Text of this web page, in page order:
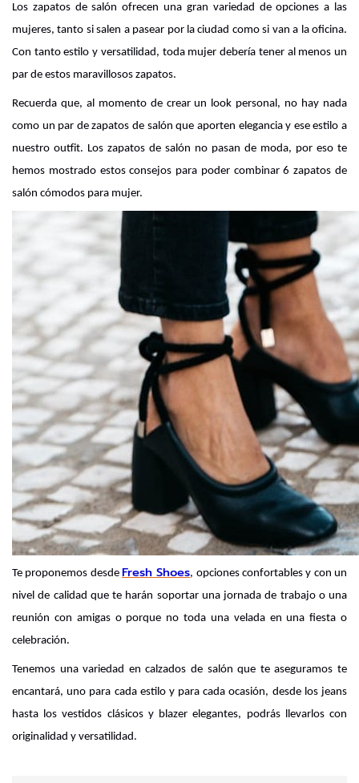
Los zapatos de salón ofrecen una gran variedad de opciones a las
mujeres, tanto si salen a pasear por la ciudad como si van a la oficina.
Con tanto estilo y versatilidad, toda mujer debería tener al menos un
par de estos maravillosos zapatos.
Recuerda que, al momento de crear un look personal, no hay nada
como un par de zapatos de salón que aporten elegancia y ese estilo a
nuestro outfit. Los zapatos de salón no pasan de moda, por eso te
hemos mostrado estos consejos para poder combinar 6 zapatos de
salón cómodos para mujer.
Te proponemos desde Fresh Shoes, opciones confortables y con un
nivel de calidad que te harán soportar una jornada de trabajo o una
reunión con amigas o porque no toda una velada en una fiesta o
celebración.
Tenemos una variedad en calzados de salón que te aseguramos te
encantará, uno para cada estilo y para cada ocasión, desde los jeans
hasta los vestidos clásicos y blazer elegantes, podrás llevarlos con
originalidad y versatilidad.